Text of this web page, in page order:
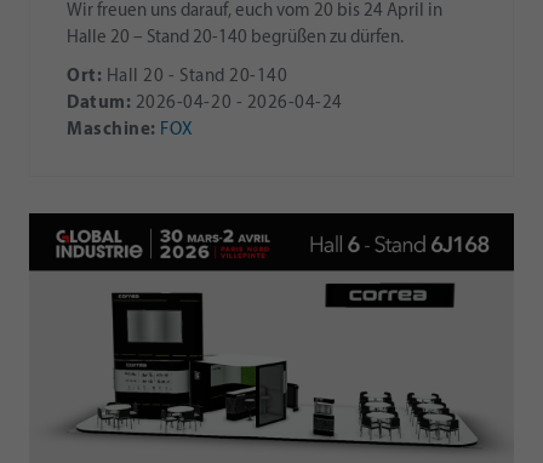
Wir freuen uns darauf, euch vom 20 bis 24 April in
Halle 20 – Stand 20-140 begrüßen zu dürfen.
Ort: Hall 20 - Stand 20-140
Datum: 2026-04-20 - 2026-04-24
Maschine: FOX